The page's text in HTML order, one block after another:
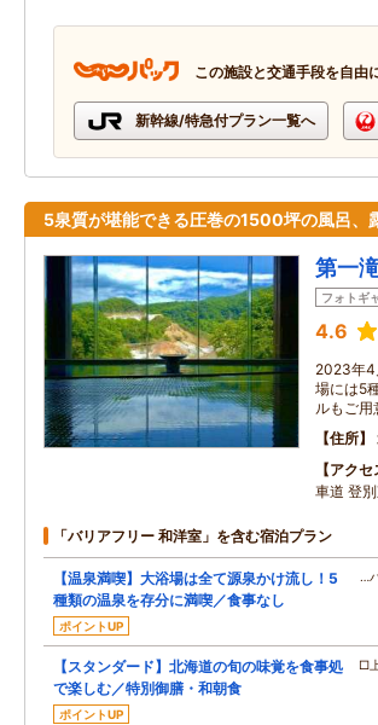
この施設と交通手段を自由
新幹線/特急付プラン一覧へ
5泉質が堪能できる圧巻の1500坪の風呂、
第一
フォトギ
4.6
2023年4
場には5
ルもご
住所
アクセ
車道 登
「バリアフリー 和洋室」を含む宿泊プラン
【温泉満喫】大浴場は全て源泉かけ流し！5
種類の温泉を存分に満喫／食事なし
ポイントUP
…
【スタンダード】北海道の旬の味覚を食事処
で楽しむ／特別御膳・和朝食
ポイントUP
□